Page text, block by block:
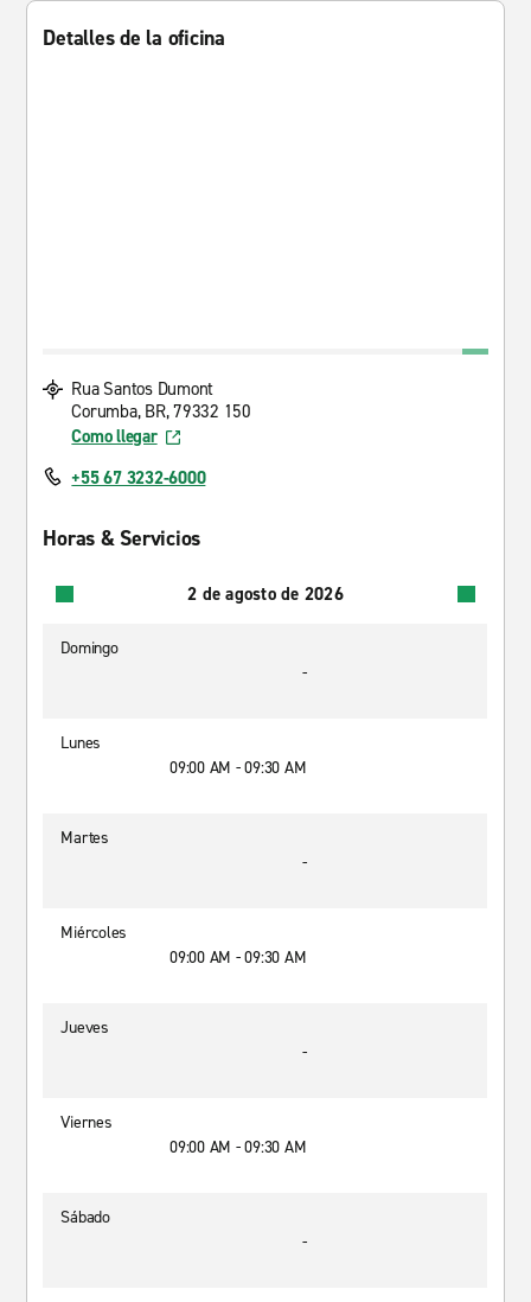
Detalles de la oficina
Rua Santos Dumont
Corumba, BR, 79332 150
Como llegar
+55 67 3232-6000
Horas & Servicios
2 de agosto de 2026
Domingo
-
Lunes
09:00 AM - 09:30 AM
Martes
-
Miércoles
09:00 AM - 09:30 AM
Jueves
-
Viernes
09:00 AM - 09:30 AM
Sábado
-